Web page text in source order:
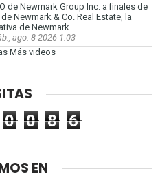
de Newmark Group Inc. a finales de
Newmark & Co. Real Estate, la
de Newmark
ago. 8 2026 1:03
Más videos
0 0 8 6
EN